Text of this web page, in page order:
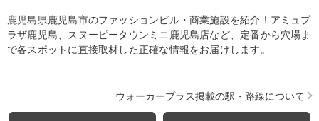
鹿児島県鹿児島市のファッションビル・商業施設を紹介！アミュプ
ラザ鹿児島、スヌーピータウンミニ鹿児島店など、定番から穴場ま
で各スポットに直接取材した正確な情報をお届けします。
ウォーカープラス掲載の駅・路線について